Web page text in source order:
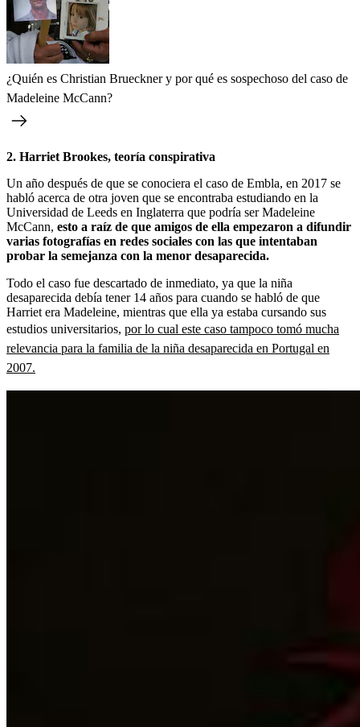
¿Quién es Christian Brueckner y por qué es sospechoso del caso de
Madeleine McCann?
2. Harriet Brookes, teoría conspirativa
Un año después de que se conociera el caso de Embla, en 2017 se
habló acerca de otra joven que se encontraba estudiando en la
Universidad de Leeds en Inglaterra que podría ser Madeleine
McCann, esto a raíz de que amigos de ella empezaron a difundir
varias fotografías en redes sociales con las que intentaban
probar la semejanza con la menor desaparecida.
Todo el caso fue descartado de inmediato, ya que la niña
desaparecida debía tener 14 años para cuando se habló de que
Harriet era Madeleine, mientras que ella ya estaba cursando sus
estudios universitarios, por lo cual este caso tampoco tomó mucha
relevancia para la familia de la niña desaparecida en Portugal en
2007.